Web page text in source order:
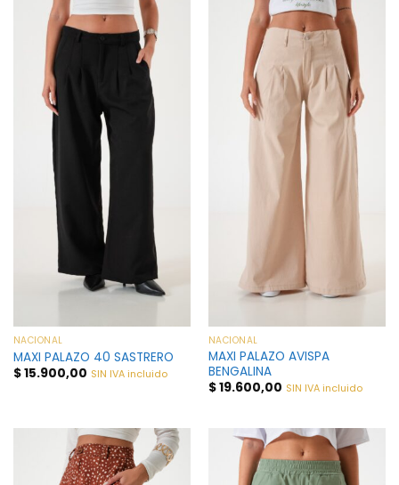
NACIONAL
MAXI PALAZO 40 SASTRERO
$15.900,00 SIN IVA incluido
NACIONAL
MAXI PALAZO AVISPA
BENGALINA
$19.600,00 SIN IVA incluido